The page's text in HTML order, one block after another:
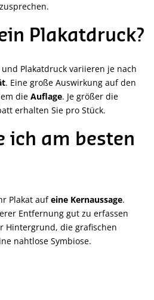
Plakatdruck?
Plakatdruck variieren je nach
. Eine große Auswirkung auf den
die Auflage. Je größer die
erhalten Sie pro Stück.
ich am besten
Plakat aufeine Kernaussage.
Entfernung gut zu erfassen
Hintergrund, die grafischen
nahtlose Symbiose.